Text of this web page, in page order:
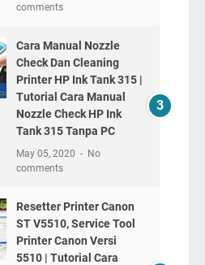
comments
Cara Manual Nozzle
Check Dan Cleaning
Printer HP Ink Tank 315 |
Tutorial Cara Manual
Nozzle Check HP Ink
Tank 315 Tanpa PC
May 05, 2020
No
comments
Resetter Printer Canon
ST V5510, Service Tool
Printer Canon Versi
5510 | Tutorial Cara